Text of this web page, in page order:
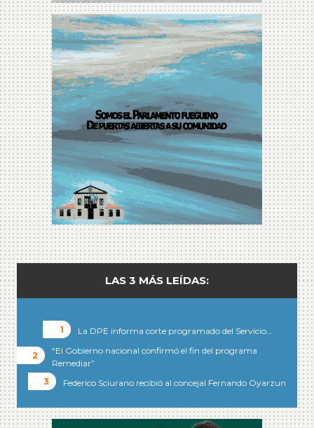
LAS 3 MÁS LEÍDAS:
La DPE informa corte programado del Servicio…
“El Gobierno nacional confirmó el fin del programa
Remediar”
Federico Sciurano recibió al concejal Fernando Oyarzun